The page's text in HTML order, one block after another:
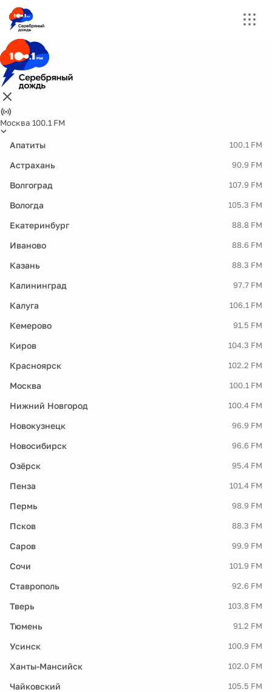
Москва 100.1 FM
Апатиты 100.1 FM
Астрахань 90.9 FM
Волгоград 107.9 FM
Вологда 105.3 FM
Екатеринбург 88.8 FM
Иваново 88.6 FM
Казань 88.3 FM
Калининград 97.7 FM
Калуга 106.1 FM
Кемерово 91.5 FM
Киров 104.3 FM
Красноярск 102.2 FM
Москва 100.1 FM
Нижний Новгород 100.4 FM
Новокузнецк 96.9 FM
Новосибирск 96.6 FM
Озёрск 95.4 FM
Пенза 101.4 FM
Пермь 98.9 FM
Псков 88.3 FM
Саров 99.9 FM
Сочи 101.9 FM
Ставрополь 92.6 FM
Тверь 103.8 FM
Тюмень 91.2 FM
Усинск 100.9 FM
Ханты-Мансийск 102.0 FM
Чайковский 105.5 FM